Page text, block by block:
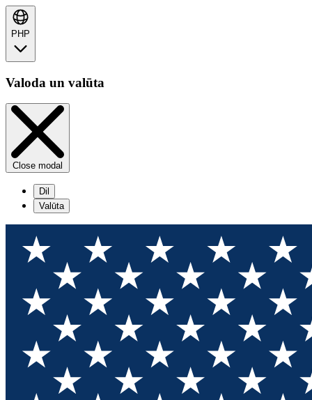
PHP
Valoda un valūta
Close modal
Dil
Valūta